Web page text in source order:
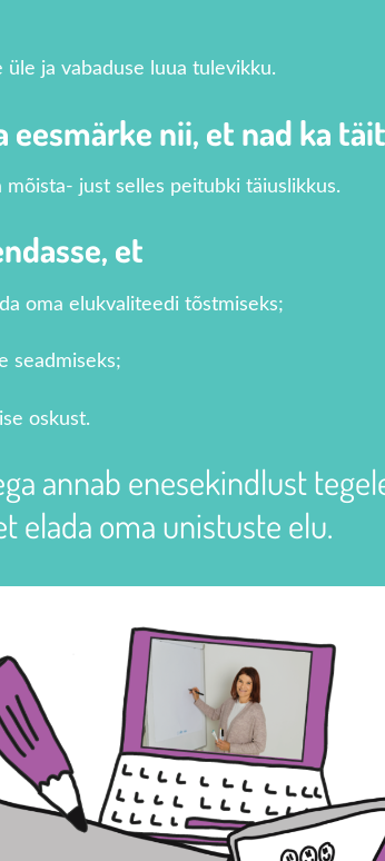
ja vabaduse luua tulevikku.
eesmärke nii, et nad ka
mõista- just selles peitubki täiuslikkus.
et
oma elukvaliteedi tõstmiseks;
seadmiseks;
oskust.
annab enesekindlust
elada oma unistuste elu.